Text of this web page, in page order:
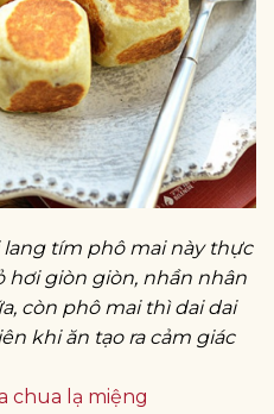
tím phô mai này thực
hơi giòn giòn, nhần nhân
còn phô mai thì dai dai
khi ăn tạo ra cảm giác
chua lạ miệng